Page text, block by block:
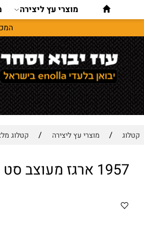
המכירה
מוצרי עץ ליצירה
/ מוצרי עץ ליצירה / קטלוג מלא
סט 3